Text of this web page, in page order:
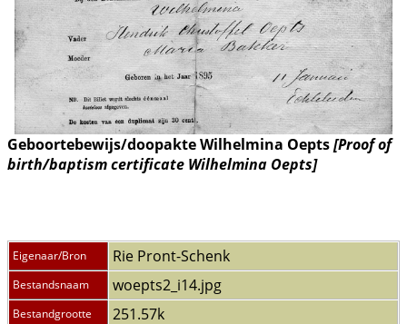
Geboortebewijs/doopakte Wilhelmina Oepts[Proof of
birth/baptism certificate Wilhelmina Oepts]
Eigenaar/Bron Rie Pront-Schenk
Bestandsnaam woepts2_i14.jpg
Bestandgrootte 251.57k